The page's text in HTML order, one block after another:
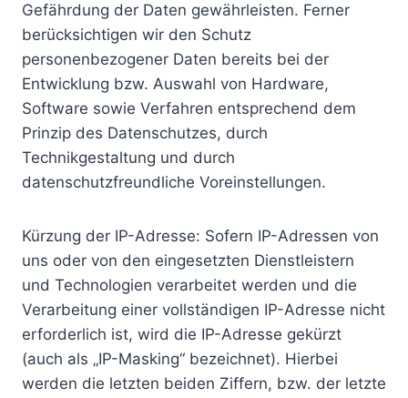
Gefährdung der Daten gewährleisten. Ferner
berücksichtigen wir den Schutz
personenbezogener Daten bereits bei der
Entwicklung bzw. Auswahl von Hardware,
Software sowie Verfahren entsprechend dem
Prinzip des Datenschutzes, durch
Technikgestaltung und durch
datenschutzfreundliche Voreinstellungen.
Kürzung der IP-Adresse: Sofern IP-Adressen von
uns oder von den eingesetzten Dienstleistern
und Technologien verarbeitet werden und die
Verarbeitung einer vollständigen IP-Adresse nicht
erforderlich ist, wird die IP-Adresse gekürzt
(auch als „IP-Masking“ bezeichnet). Hierbei
werden die letzten beiden Ziffern, bzw. der letzte